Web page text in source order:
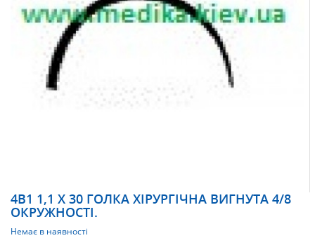
4В1 1,1 Х 30 ГОЛКА ХІРУРГІЧНА ВИГНУТА 4/8
ОКРУЖНОСТІ.
Немає в наявності